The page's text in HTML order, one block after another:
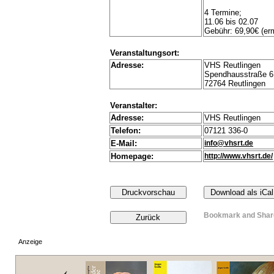
4 Termine;
11.06 bis 02.07
Gebühr: 69,90€
Veranstaltungsort:
Adresse:
VHS Reutlingen
Spendhausstraße 6
72764 Reutlingen
Veranstalter:
Adresse:
VHS Reutlingen
Telefon:
07121 336-0
E-Mail:
info@vhsrt.de
Homepage: http://www.vhsrt.de/
Anzeige